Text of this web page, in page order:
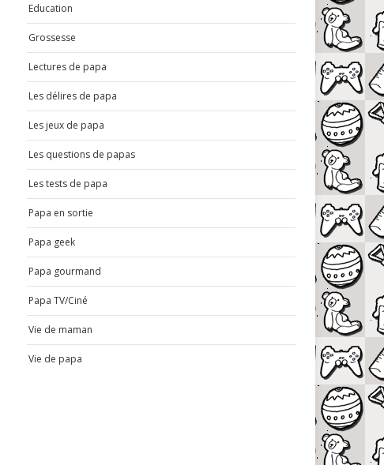
Education
Grossesse
Lectures de papa
Les délires de papa
Les jeux de papa
Les questions de papas
Les tests de papa
Papa en sortie
Papa geek
Papa gourmand
Papa TV/Ciné
Vie de maman
Vie de papa